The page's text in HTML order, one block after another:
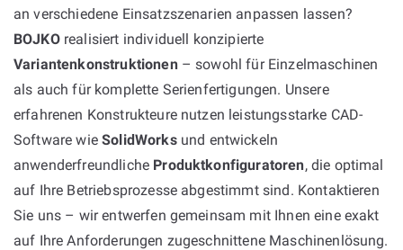
an verschiedene Einsatzszenarien anpassen lassen?
BOJKOrealisiert individuell konzipierte
Variantenkonstruktionen– sowohl für Einzelmaschinen
als auch für komplette Serienfertigungen. Unsere
erfahrenen Konstrukteure nutzen leistungsstarke CAD-
Software wieSolidWorksund entwickeln
anwenderfreundliche Produktkonfiguratoren, die optimal
auf Ihre Betriebsprozesse abgestimmt sind. Kontaktieren
Sie uns – wir entwerfen gemeinsam mit Ihnen eine exakt
auf Ihre Anforderungen zugeschnittene Maschinenlösung.